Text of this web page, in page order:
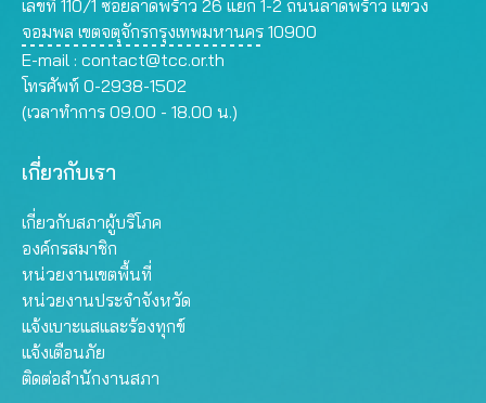
เลขที่ 110/1 ซอยลาดพร้าว 26 แยก 1-2 ถนนลาดพร้าว แขวง
จอมพล เขตจตุจักรกรุงเทพมหานคร 10900
E-mail : contact@tcc.or.th
โทรศัพท์ 0-2938-1502
(เวลาทำการ 09.00 - 18.00 น.)
เกี่ยวกับเรา
เกี่ยวกับสภาผู้บริโภค
องค์กรสมาชิก
หน่วยงานเขตพื้นที่
หน่วยงานประจำจังหวัด
แจ้งเบาะแสและร้องทุกข์
แจ้งเตือนภัย
ติดต่อสำนักงานสภา